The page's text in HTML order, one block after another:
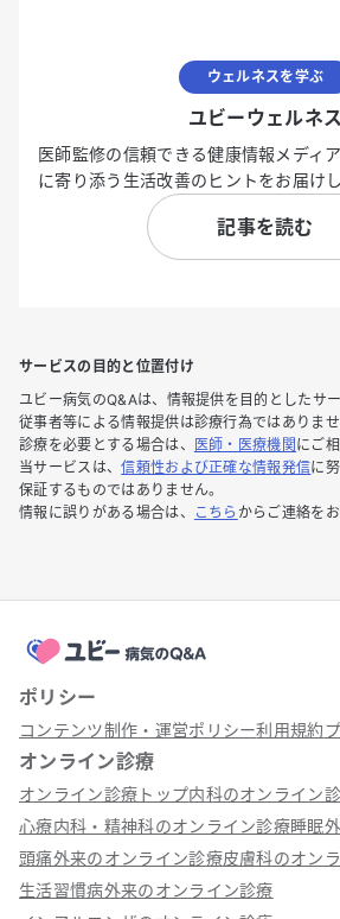
ウェルネスを学ぶ
ユビーウェルネス
医師監修の信頼できる健康情報メディ
に寄り添う生活改善のヒントをお届けし
記事を読む
サービスの目的と位置付け
ユビー病気のQ&Aは、情報提供を目的としたサ
従事者等による情報提供は診療行為ではありませ
診療を必要とする場合は、
医師・医療機関 にご
当サービスは、信頼性および正確な情報発信に
保証するものではありません。
情報に誤りがある場合は、
こちら からご連絡を
ポリシー
コンテンツ制作・運営ポリシー利用規約
オンライン診療
オンライン診療トップ内科のオンライン
心療内科・精神科のオンライン診療睡眠
頭痛外来のオンライン診療皮膚科のオン
生活習慣病外来のオンライン診療